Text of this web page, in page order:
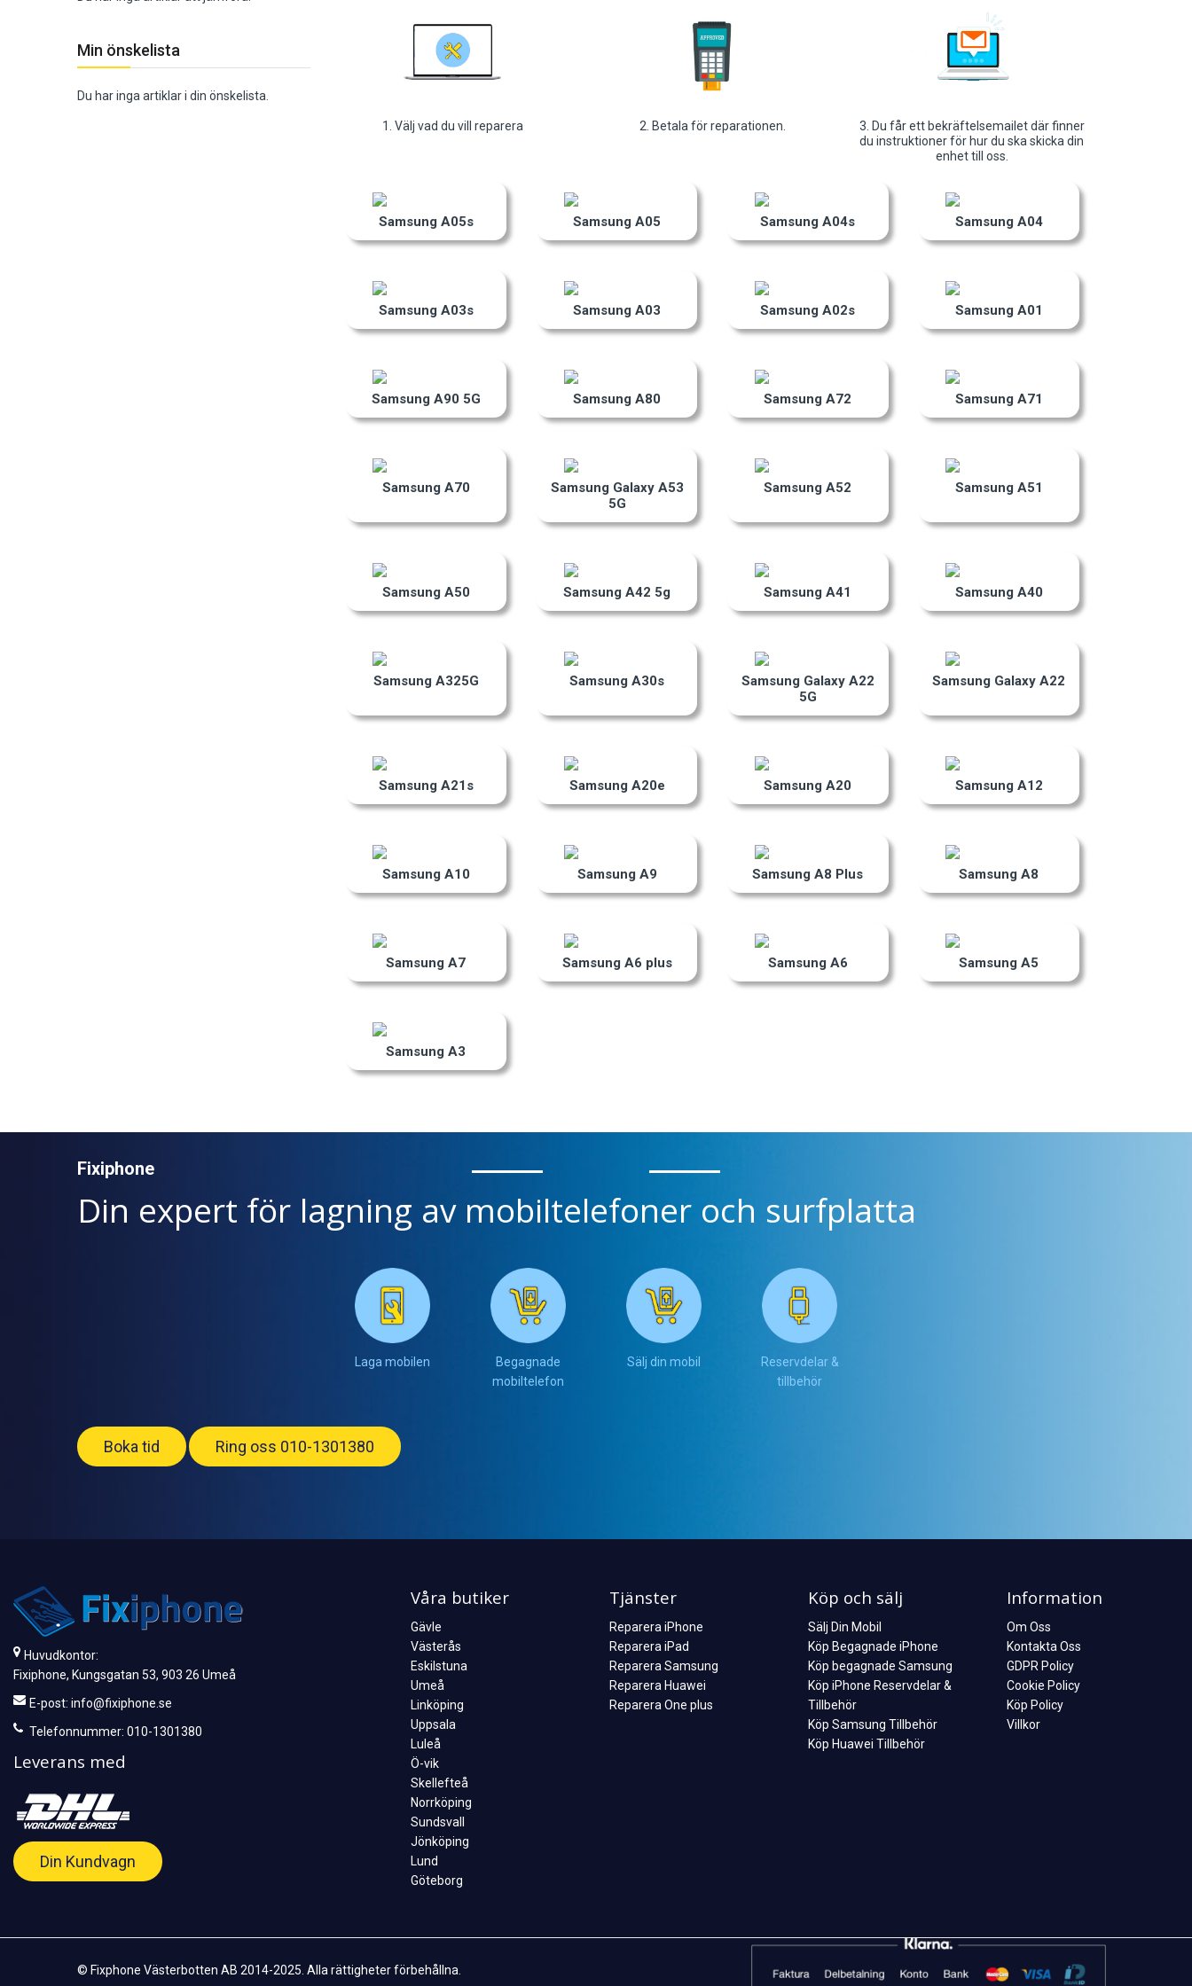
Min önskelista
Du har inga artiklar i din önskelista.
1. Välj vad du vill reparera 2. Betala för reparationen.
3. Du får ett bekräftelsemailet där finner
du instruktioner för hur du ska skicka din
enhet till oss.
Samsung A05s Samsung A05 Samsung A04s Samsung A04
Samsung A03s Samsung A03 Samsung A02s Samsung A01
Samsung A90 5G Samsung A80 Samsung A72 Samsung A71
Samsung A70
Samsung Galaxy A53
5G
Samsung A52 Samsung A51
Samsung A50 Samsung A42 5g Samsung A41 Samsung A40
Samsung A325G Samsung A30s
Samsung Galaxy A22
5G
Samsung Galaxy A22
Samsung A21s Samsung A20e Samsung A20 Samsung A12
Samsung A10 Samsung A9 Samsung A8 Plus Samsung A8
Samsung A7 Samsung A6 plus Samsung A6 Samsung A5
Samsung A3
Fixiphone
Din expert för lagning av mobiltelefoner och surfplatta
Laga mobilen
Begagnade
mobiltelefon
Sälj din mobil
Reservdelar &
tillbehör
Boka tid Ring oss 010-1301380
Huvudkontor:
Fixiphone, Kungsgatan 53, 903 26 Umeå
E-post: info@fixiphone.se
Telefonnummer: 010-1301380
Leverans med
Din Kundvagn
Våra butiker
Gävle
Västerås
Eskilstuna
Umeå
Linköping
Uppsala
Luleå
Ö-vik
Skellefteå
Norrköping
Sundsvall
Jönköping
Lund
Göteborg
Tjänster
Reparera iPhone
Reparera iPad
Reparera Samsung
Reparera Huawei
Reparera One plus
Köp och sälj
Sälj Din Mobil
Köp Begagnade iPhone
Köp begagnade Samsung
Köp iPhone Reservdelar &
Tillbehör
Köp Samsung Tillbehör
Köp Huawei Tillbehör
Information
Om Oss
Kontakta Oss
GDPR Policy
Cookie Policy
Köp Policy
Villkor
© Fixphone Västerbotten AB 2014-2025. Alla rättigheter förbehållna.